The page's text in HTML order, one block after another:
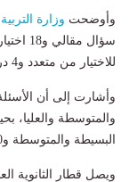
وأوضحت وزارة
للاختيار من متعدد و4 درجات للأسئلة المقالية.
وأشارت إلى أن
البسيطة والمتوسطة و30% للمستويات المعرفية العليا.